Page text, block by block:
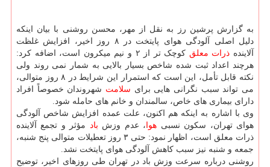
به گزارش پرشین رز به نقل از مهر، محسن روشنی با بیان اینکه
دلیل اصلی آلودگی هوای پایتخت در ۸ روز اخیر، افزایش غلظت
آلاینده ذرات معلق
کوچک تر از ۲ و نیم میکرون است، اضافه کرد:
هرچند اعداد ثبت شده شاخص بسیار بالایی به شمار نمی روند ولی
نکته قابل تأمل، این است که استمرار این شرایط در ۸ روز متوالی،
می تواند سبب نگرانی هایی برای سلامت شهروندان خصوصاً افراد
دارای بیماری های خاص، سالمندان و خانم های حامله شود.
وی با اشاره به اینکه هم اکنون، علت عمده افزایش شاخص آلودگی
هوای تهران، سکون نسبی هوا، عدم وزش باد
مؤثر و تجمع آلاینده
ذرات معلق است، اظهار نمود: حتی ۳ روز تعطیلات متوالی پنج شنبه،
جمعه و شنبه نیز سبب کاهش آلودگی هوای پایتخت نشد.
روشنی درباره سرعت وزش باد در تهران طی روزهای اخیر، توضیح